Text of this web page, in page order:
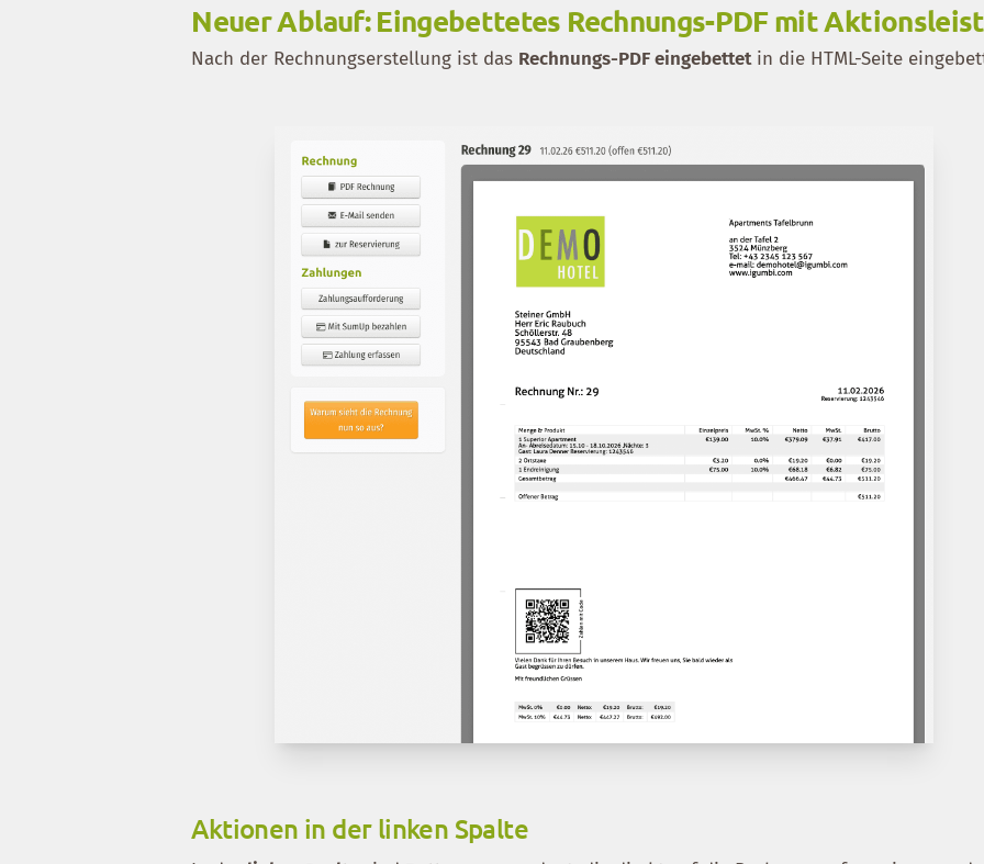
Neuer Ablauf: Eingebettetes Rechnungs-PDF mit
Nach der Rechnungserstellung ist das Rechnungs-PDF eingebettetin die HTML-Seite
Aktionen in der linken Spalte